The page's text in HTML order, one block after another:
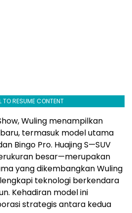
TO RESUME CONTENT
Wuling menampilkan
termasuk model utama
Bingo Pro. Huajing S—SUV
besar—merupakan
yang dikembangkan Wuling
teknologi berkendara
Kehadiran model ini
strategis antara kedua